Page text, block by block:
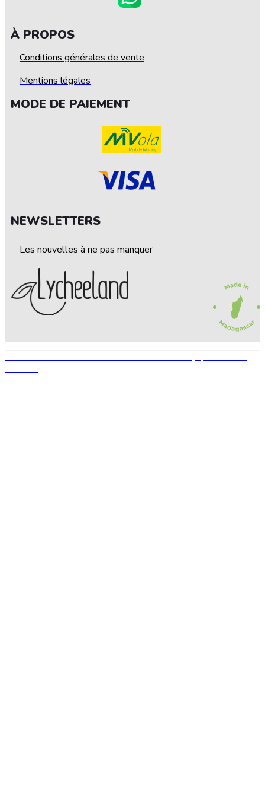
À PROPOS
Conditions générales de vente
Mentions légales
MODE DE PAIEMENT
NEWSLETTERS
Les nouvelles à ne pas manquer